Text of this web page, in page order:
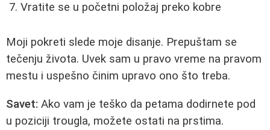
Vratite se u početni položaj preko kobre
Moji pokreti slede moje disanje. Prepuštam se
tečenju života. Uvek sam u pravo vreme na pravom
mestu i uspešno činim upravo ono što treba.
Savet: Ako vam je teško da petama dodirnete pod
u poziciji trougla, možete ostati na prstima.